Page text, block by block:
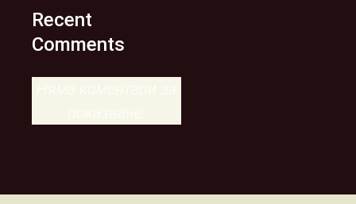
Recent
Comments
Няма коментари за
показване.